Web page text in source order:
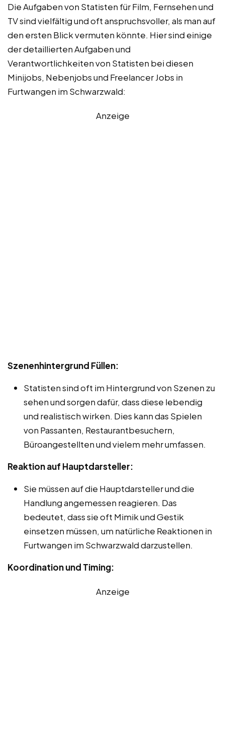
Die Aufgaben von Statisten für Film, Fernsehen und
TV sind vielfältig und oft anspruchsvoller, als man auf
den ersten Blick vermuten könnte. Hier sind einige
der detaillierten Aufgaben und
Verantwortlichkeiten von Statisten bei diesen
Minijobs, Nebenjobs und Freelancer Jobs in
Furtwangen im Schwarzwald:
Anzeige
Szenenhintergrund Füllen:
Statisten sind oft im Hintergrund von Szenen zu
sehen und sorgen dafür, dass diese lebendig
und realistisch wirken. Dies kann das Spielen
von Passanten, Restaurantbesuchern,
Büroangestellten und vielem mehr umfassen.
Reaktion auf Hauptdarsteller:
Sie müssen auf die Hauptdarsteller und die
Handlung angemessen reagieren. Das
bedeutet, dass sie oft Mimik und Gestik
einsetzen müssen, um natürliche Reaktionen in
Furtwangen im Schwarzwald darzustellen.
Koordination und Timing:
Anzeige